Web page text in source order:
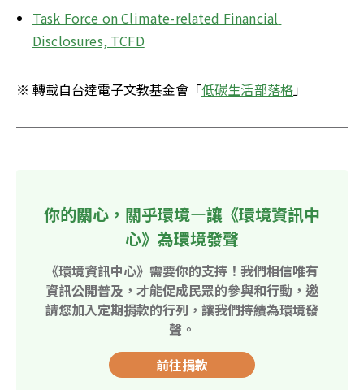
Task Force on Climate-related Financial
Disclosures, TCFD
※ 轉載自台達電子文教基金會「低碳生活部落格」
你的關心，關乎環境—讓《環境資訊中
心》為環境發聲
《環境資訊中心》需要你的支持！我們相信唯有
資訊公開普及，才能促成民眾的參與和行動，邀
請您加入定期捐款的行列，讓我們持續為環境發
聲。
前往捐款